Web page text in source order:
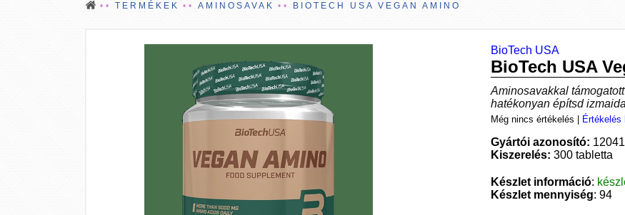
TERMÉKEK AMINOSAVAK BIOTECH USA VEGAN AMINO
BioTech USA
BioTech USA
Aminosavakkal
hatékonyan építsd
Még nincs értékelés Értékelés
Gyártói azonosító:
Kiszerelés: 300 tabletta
Készlet információ:
Készlet mennyiség: 94